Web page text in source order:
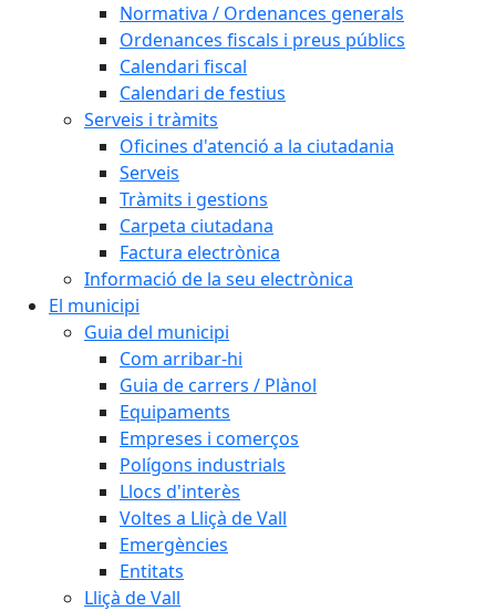
Normativa / Ordenances generals
Ordenances fiscals i preus públics
Calendari fiscal
Calendari de festius
Serveis i tràmits
Oficines d'atenció a la ciutadania
Serveis
Tràmits i gestions
Carpeta ciutadana
Factura electrònica
Informació de la seu electrònica
El municipi
Guia del municipi
Com arribar-hi
Guia de carrers / Plànol
Equipaments
Empreses i comerços
Polígons industrials
Llocs d'interès
Voltes a Lliçà de Vall
Emergències
Entitats
Lliçà de Vall